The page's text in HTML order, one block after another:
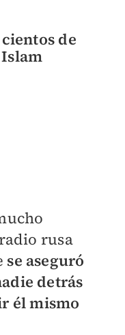
de
rusa
se aseguró
detrás
él mismo